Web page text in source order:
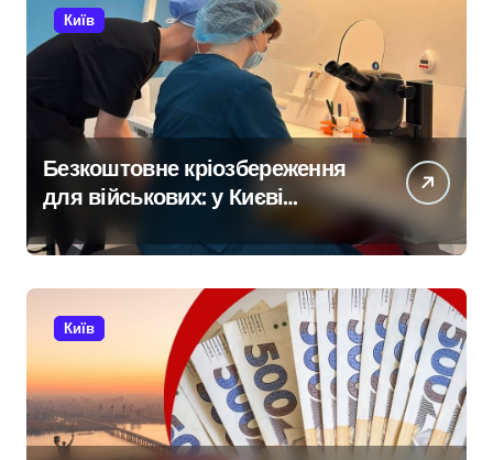
Київ
Безкоштовне кріозбереження
для військових: у Києві
оновили центр
репродуктивної медицини
Київ